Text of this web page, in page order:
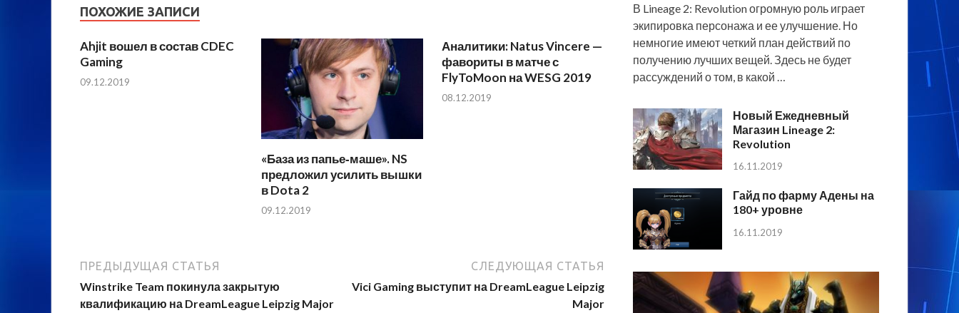
ПОХОЖИЕ ЗАПИСИ
Ahjit вошел в состав CDEC
Gaming
09.12.2019
«База из папье‑маше». NS
предложил усилить вышки
в Dota 2
09.12.2019
Аналитики: Natus Vincere —
фавориты в матче с
FlyToMoon на WESG 2019
08.12.2019
ПРЕДЫДУЩАЯ СТАТЬЯ
Winstrike Team покинула закрытую
квалификацию на DreamLeague Leipzig Major
СЛЕДУЮЩАЯ СТАТЬЯ
Vici Gaming выступит на DreamLeague Leipzig
Major
В Lineage 2: Revolution огромную роль играет
экипировка персонажа и ее улучшение. Но
немногие имеют четкий план действий по
получению лучших вещей. Здесь не будет
рассуждений о том, в какой …
Новый Ежедневный
Магазин Lineage 2:
Revolution
16.11.2019
Гайд по фарму Адены на
180+ уровне
16.11.2019